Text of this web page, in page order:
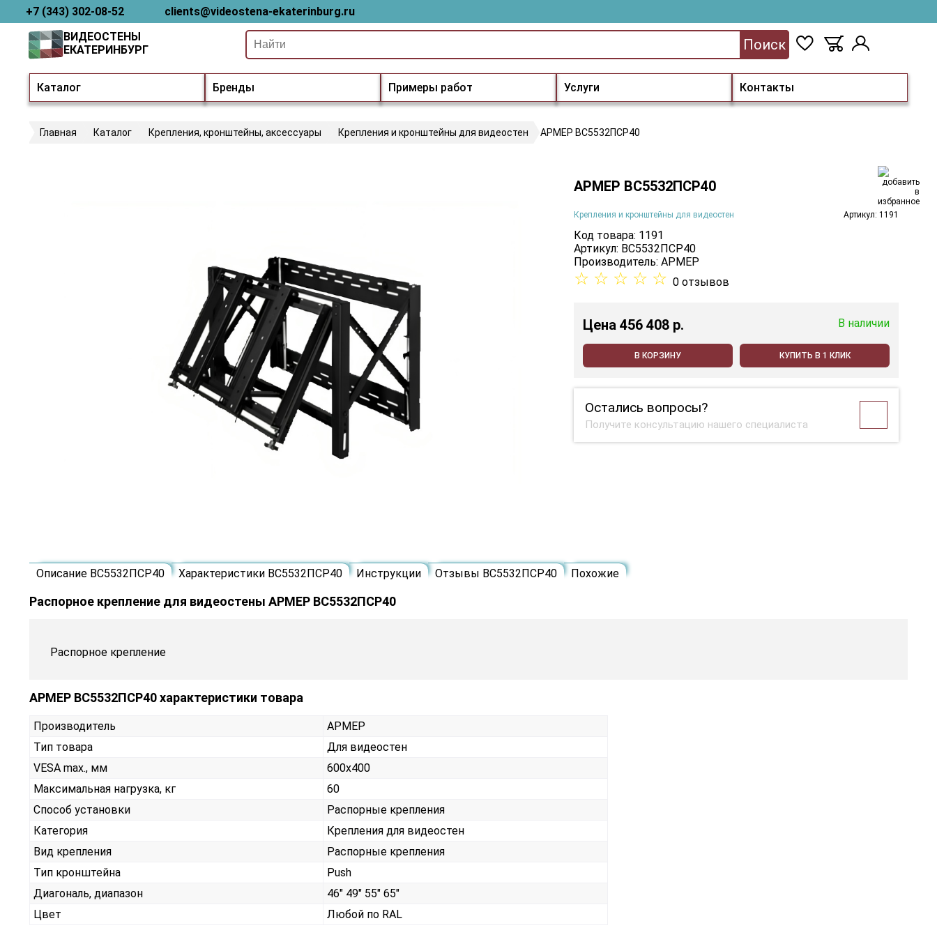
+7 (343) 302-08-52 clients@videostena-ekaterinburg.ru
Каталог Бренды Примеры работ Услуги Контакты
ВИДЕОСТЕНЫ
ЕКАТЕРИНБУРГ
Поиск
Главная Каталог Крепления, кронштейны, аксессуары Крепления и кронштейны для видеостен АРМЕР ВС5532ПСР40
АРМЕР ВС5532ПСР40
Крепления и кронштейны для видеостен Артикул: 1191
Код товара: 1191
Артикул: ВС5532ПСР40
Производитель:АРМЕР
☆ ☆ ☆ ☆ ☆ 0 отзывов
Цена456 408 p. В наличии
В КОРЗИНУ КУПИТЬ В 1 КЛИК
Остались вопросы?
Получите консультацию нашего специалиста
Описание ВС5532ПСР40 Характеристики ВС5532ПСР40 Инструкции Отзывы ВС5532ПСР40 Похожие
Распорное крепление для видеостены АРМЕР ВС5532ПСР40
Распорное крепление
АРМЕР ВС5532ПСР40 характеристики товара
Производитель
АРМЕР
Тип товара
Для видеостен
VESA max., мм
600х400
Максимальная нагрузка, кг
60
Способ установки
Распорные крепления
Категория
Крепления для видеостен
Вид крепления
Распорные крепления
Тип кронштейна
Push
Диагональ, диапазон
46" 49" 55" 65"
Цвет
Любой по RAL